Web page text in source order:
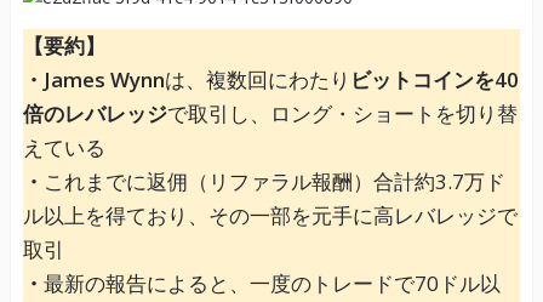
【要約】
・James Wynnは、複数回にわたり ビットコインを40
倍のレバレッジで取引し、ロング・ショートを切り替
えている
・ これまでに返佣（リファラル報酬）合計約3.7万ド
ル以上を得ており、その一部を元手に高レバレッジで
取引
・ 最新の報告によると、一度のトレードで70ドル以